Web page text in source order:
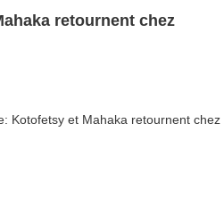
retournent chez